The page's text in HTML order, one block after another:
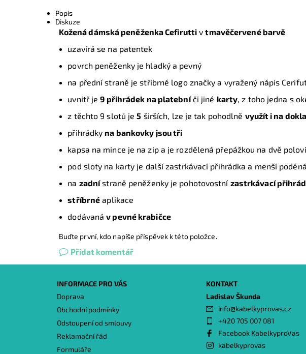
Popis
Diskuze
Kožená dámská peněženka Cefirutti vtmavěčervenébarvě
uzavírá se na patentek
povrch peněženky je hladký a pevný
na přední straně je stříbrné logo značky a vyražený nápis
uvnitř je9 přihrádek na platebníči jiné karty, z toho jedna s
z těchto 9 slotů je5 širších, lze je tak pohodlně využít i na
přihrádky na bankovky jsou tři
kapsa na mince je na zip a je rozdělená přepážkou na dvě
pod sloty na karty je další zastrkávací přihrádka a menší
na zadnístraně peněženky je pohotovostní zastrkávací
stříbrné aplikace
dodávanáv pevné krabičce
Buďte první, kdo napíše příspěvek k této položce.
Přidat komentář
INFORMACE PRO VÁS
Doprava
Obchodní podmínky
Odstoupení od smlouvy
Reklamační řád
Formuláře
KONTAKT
Ladislav Škunda
info@kabelkyprovas.cz
+420 705 007 081
Facebook KabelkyproVas
kabelkyprovas